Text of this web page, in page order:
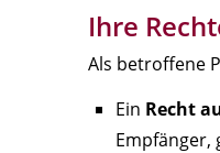
Ihre
Als betroffene
Ein Recht
Empfänger,